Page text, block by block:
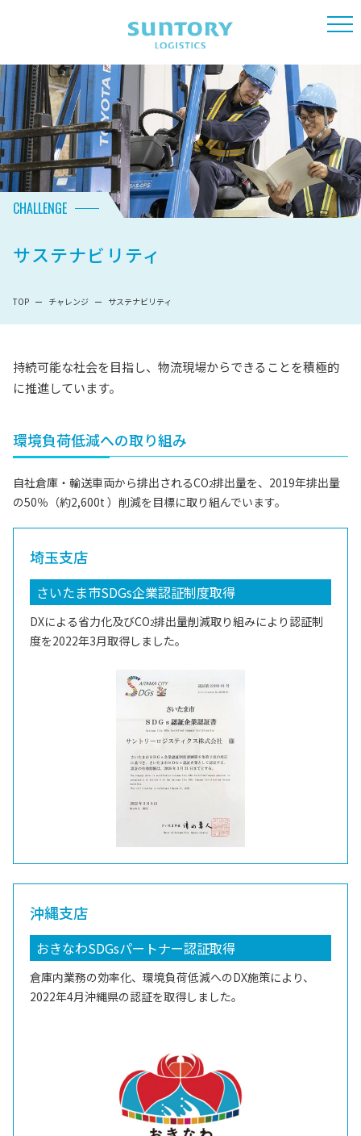
CHALLENGE
サステナビリティ
TOP チャレンジ サステナビリティ
持続可能な社会を目指し、物流現場からできることを積極的
に推進しています。
環境負荷低減への取り組み
自社倉庫・輸送車両から排出されるCO2排出量を、2019年排出量
の50％（約2,600t ）削減を目標に取り組んでいます。
埼玉支店
さいたま市SDGs企業認証制度取得
DXによる省力化及びCO2排出量削減取り組みにより認証制
度を2022年3月取得しました。
沖縄支店
おきなわSDGsパートナー認証取得
倉庫内業務の効率化、環境負荷低減へのDX施策により、
2022年4月沖縄県の認証を取得しました。